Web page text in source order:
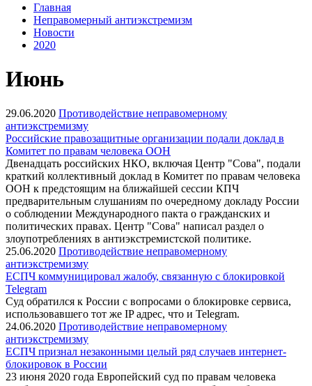
Главная
Неправомерный антиэкстремизм
Новости
2020
Июнь
29.06.2020 Противодействие неправомерному
антиэкстремизму
Российские правозащитные организации подали доклад в
Комитет по правам человека ООН
Двенадцать российских НКО, включая Центр "Сова", подали
краткий коллективный доклад в Комитет по правам человека
ООН к предстоящим на ближайшей сессии КПЧ
предварительным слушаниям по очередному докладу России
о соблюдении Международного пакта о гражданских и
политических правах. Центр "Сова" написал раздел о
злоупотреблениях в антиэкстремистской политике.
25.06.2020 Противодействие неправомерному
антиэкстремизму
ЕСПЧ коммуницировал жалобу, связанную с блокировкой
Telegram
Суд обратился к России с вопросами о блокировке сервиса,
использовавшего тот же IP адрес, что и Telegram.
24.06.2020 Противодействие неправомерному
антиэкстремизму
ЕСПЧ признал незаконными целый ряд случаев интернет-
блокировок в России
23 июня 2020 года Европейский суд по правам человека